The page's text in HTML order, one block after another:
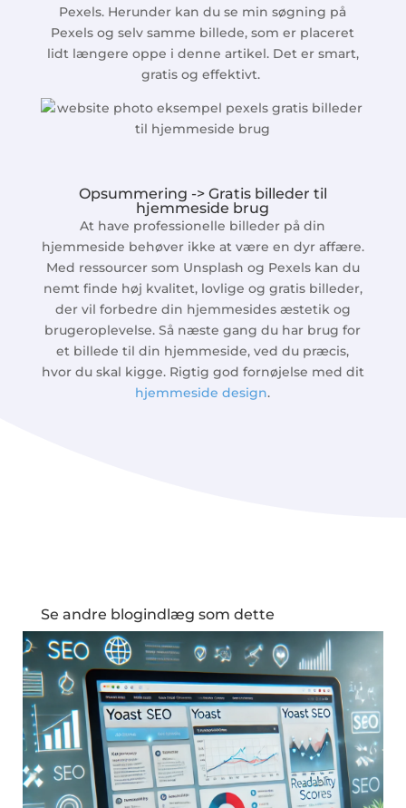
Pexels. Herunder kan du se min søgning på
Pexels og selv samme billede, som er placeret
lidt længere oppe i denne artikel. Det er smart,
gratis og effektivt.
Opsummering -> Gratis billeder til
hjemmeside brug
At have professionelle billeder på din
hjemmeside behøver ikke at være en dyr affære.
Med ressourcer som Unsplash og Pexels kan du
nemt finde høj kvalitet, lovlige og gratis billeder,
der vil forbedre din hjemmesides æstetik og
brugeroplevelse. Så næste gang du har brug for
et billede til din hjemmeside, ved du præcis,
hvor du skal kigge. Rigtig god fornøjelse med dit
hjemmeside design.
Se andre blogindlæg som dette